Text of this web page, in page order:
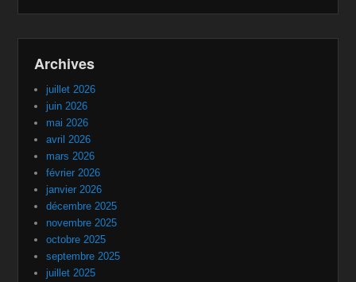
Archives
juillet 2026
juin 2026
mai 2026
avril 2026
mars 2026
février 2026
janvier 2026
décembre 2025
novembre 2025
octobre 2025
septembre 2025
juillet 2025